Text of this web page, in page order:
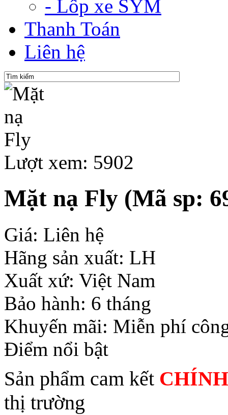
- Lốp xe SYM
Thanh Toán
Liên hệ
Lượt xem: 5902
Mặt nạ Fly (Mã sp:
Giá: Liên hệ
Hãng sản xuất: LH
Xuất xứ: Việt Nam
Bảo hành: 6 tháng
Khuyến mãi: Miễn phí
Điểm nổi bật
Sản phẩm cam kết
thị trường